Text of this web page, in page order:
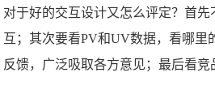
对于好的交互设计又怎么评定？首先
互；其次要看PV和UV数据，看哪里
反馈，广泛吸取各方意见；最后看竞